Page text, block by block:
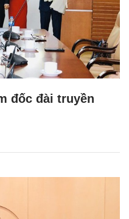
đốc đài truyền